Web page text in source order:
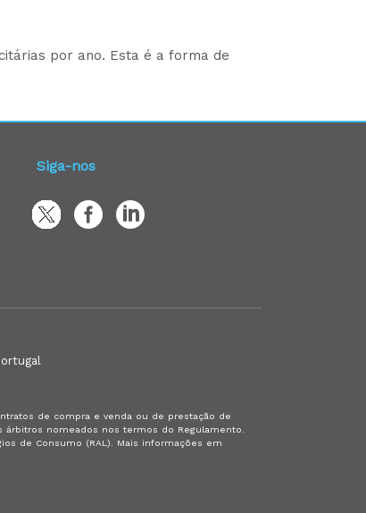
por ano. Esta é a forma de
Siga-nos
de compra e venda ou de prestação de
nomeados nos termos do Regulamento.
de Consumo (RAL). Mais informações em